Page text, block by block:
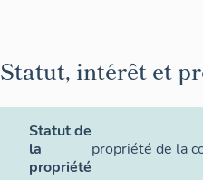
Statut, intérêt et
Statut de
la
propriété
propriété de la